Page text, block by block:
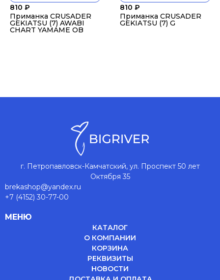
810 ₽
Приманка CRUSADER
GEKIATSU (7) AWABI
CHART YAMAME OB
810 ₽
Приманка CRUSADER
GEKIATSU (7) G
г. Петропавловск-Камчатский, ул. Проспект 50 лет
Октября 35
brekashop@yandex.ru
+7 (4152) 30-77-00
МЕНЮ
КАТАЛОГ
О КОМПАНИИ
КОРЗИНА
РЕКВИЗИТЫ
НОВОСТИ